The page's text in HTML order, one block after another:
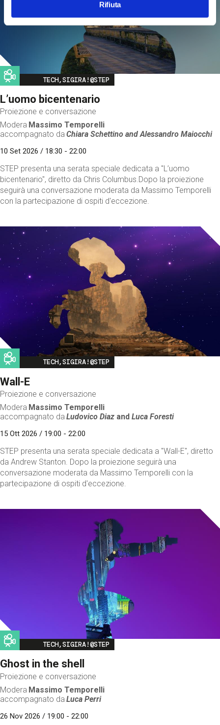
Rifiuta
Image
TECH,SIGIRA!@STEP
L’uomo bicentenario
Proiezione e conversazione
Modera Massimo Temporelli
accompagnato da Chiara Schettino andAlessandro Maiocchi
10 Set 2026 / 18:30 - 22:00
STEP presenta una serata speciale dedicata a "L’uomo
bicentenario", diretto da Chris Columbus.Dopo la proiezione
seguirà una conversazione moderata da Massimo Temporelli
con la partecipazione di ospiti d'eccezione.
Image
TECH,SIGIRA!@STEP
Wall-E
Proiezione e conversazione
Modera Massimo Temporelli
accompagnato da Ludovico Diaz andLuca Foresti
15 Ott 2026 / 19:00 - 22:00
STEP presenta una serata speciale dedicata a "Wall-E", diretto
da Andrew Stanton. Dopo la proiezione seguirà una
conversazione moderata da Massimo Temporelli con la
partecipazione di ospiti d'eccezione.
Image
TECH,SIGIRA!@STEP
Ghost in the shell
Proiezione e conversazione
Modera Massimo Temporelli
accompagnato da Luca Perri
26 Nov 2026 / 19:00 - 22:00